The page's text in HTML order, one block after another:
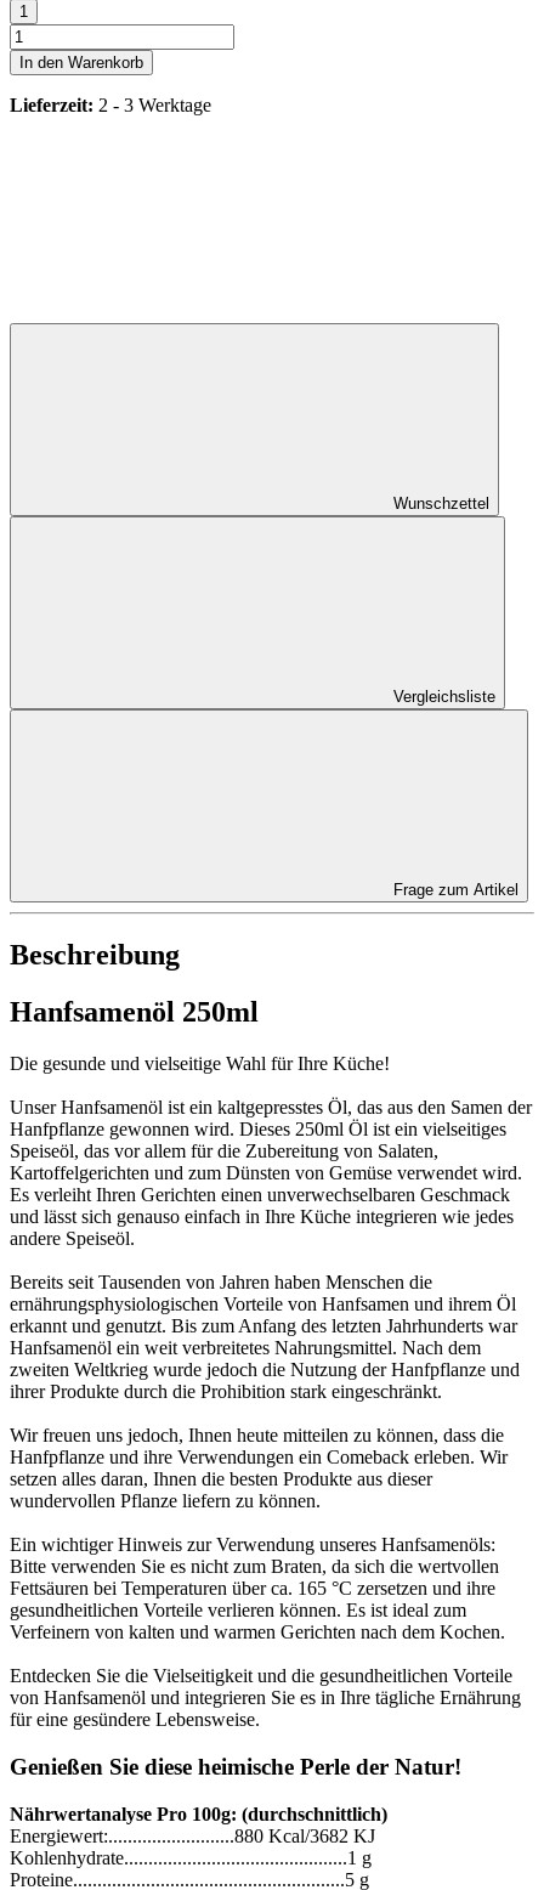
In den Warenkorb
Lieferzeit: 2 - 3 Werktage
Wunschzettel
Vergleichsliste
Frage zum Artikel
Beschreibung
Hanfsamenöl 250ml
Die gesunde und vielseitige Wahl für Ihre Küche!
Unser Hanfsamenöl ist ein kaltgepresstes Öl, das aus den Samen der
Hanfpflanze gewonnen wird. Dieses 250ml Öl ist ein vielseitiges
Speiseöl, das vor allem für die Zubereitung von Salaten,
Kartoffelgerichten und zum Dünsten von Gemüse verwendet wird.
Es verleiht Ihren Gerichten einen unverwechselbaren Geschmack
und lässt sich genauso einfach in Ihre Küche integrieren wie jedes
andere Speiseöl.
Bereits seit Tausenden von Jahren haben Menschen die
ernährungsphysiologischen Vorteile von Hanfsamen und ihrem Öl
erkannt und genutzt. Bis zum Anfang des letzten Jahrhunderts war
Hanfsamenöl ein weit verbreitetes Nahrungsmittel. Nach dem
zweiten Weltkrieg wurde jedoch die Nutzung der Hanfpflanze und
ihrer Produkte durch die Prohibition stark eingeschränkt.
Wir freuen uns jedoch, Ihnen heute mitteilen zu können, dass die
Hanfpflanze und ihre Verwendungen ein Comeback erleben. Wir
setzen alles daran, Ihnen die besten Produkte aus dieser
wundervollen Pflanze liefern zu können.
Ein wichtiger Hinweis zur Verwendung unseres Hanfsamenöls:
Bitte verwenden Sie es nicht zum Braten, da sich die wertvollen
Fettsäuren bei Temperaturen über ca. 165 °C zersetzen und ihre
gesundheitlichen Vorteile verlieren können. Es ist ideal zum
Verfeinern von kalten und warmen Gerichten nach dem Kochen.
Entdecken Sie die Vielseitigkeit und die gesundheitlichen Vorteile
von Hanfsamenöl und integrieren Sie es in Ihre tägliche Ernährung
für eine gesündere Lebensweise.
Genießen Sie diese heimische Perle der Natur!
Nährwertanalyse Pro 100g: (durchschnittlich)
Energiewert:..........................880 Kcal/3682 KJ
Kohlenhydrate..............................................1 g
Proteine........................................................5 g